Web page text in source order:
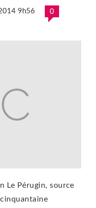
9h56
0
Le Pérugin, source